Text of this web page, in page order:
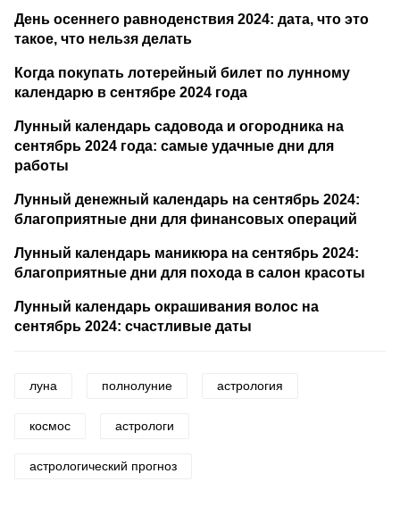
День осеннего равноденствия 2024: дата, что это
такое, что нельзя делать
Когда покупать лотерейный билет по лунному
календарю в сентябре 2024 года
Лунный календарь садовода и огородника на
сентябрь 2024 года: самые удачные дни для
работы
Лунный денежный календарь на сентябрь 2024:
благоприятные дни для финансовых операций
Лунный календарь маникюра на сентябрь 2024:
благоприятные дни для похода в салон красоты
Лунный календарь окрашивания волос на
сентябрь 2024: счастливые даты
луна полнолуние астрология
космос астрологи
астрологический прогноз